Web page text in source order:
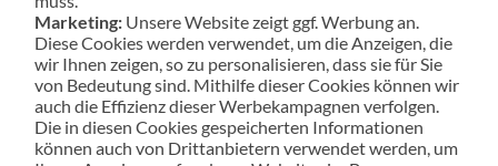
Marketing: Unsere Website zeigt ggf. Werbung an.
Diese Cookies werden verwendet, um die Anzeigen, die
wir Ihnen zeigen, so zu personalisieren, dass sie für Sie
von Bedeutung sind. Mithilfe dieser Cookies können wir
auch die Effizienz dieser Werbekampagnen verfolgen.
Die in diesen Cookies gespeicherten Informationen
können auch von Drittanbietern verwendet werden, um